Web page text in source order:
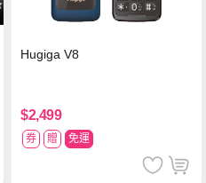
Hugiga V8
$2,499
券 贈 免運